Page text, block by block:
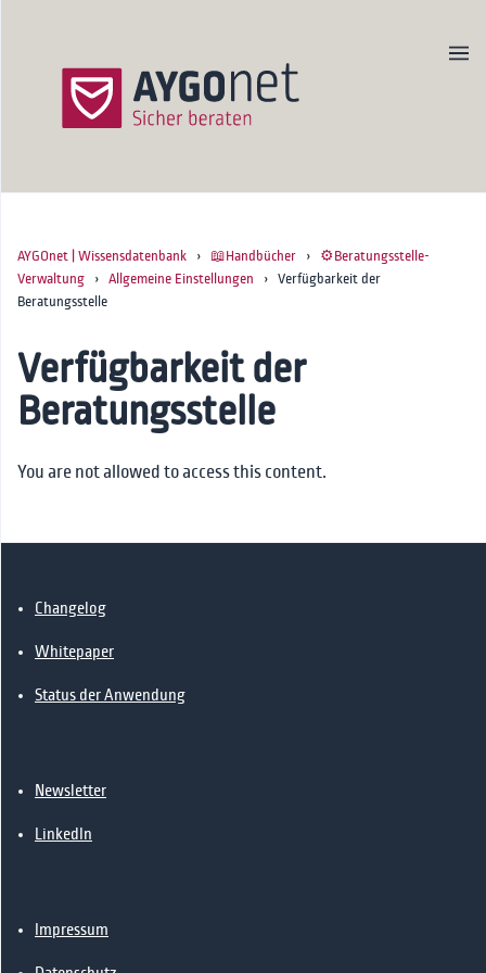
Produktseite
Newsletter
Startseite
🚀Onboarding
📖Handbücher
🔗Kontakt
AYGOnet | Wissensdatenbank › 📖Handbücher › ⚙️Beratungsstelle-
Verwaltung › Allgemeine Einstellungen › Verfügbarkeit der
Beratungsstelle
Verfügbarkeit der
Beratungsstelle
You are not allowed to access this content.
Changelog
Whitepaper
Status der Anwendung
Newsletter
LinkedIn
Impressum